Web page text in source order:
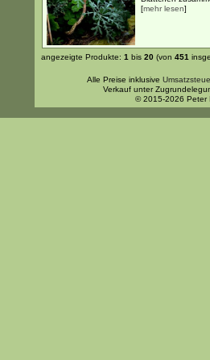
[mehr lesen]
angezeigte Produkte: 1 bis 20 (von 451
Alle Preise inklusive
Verkauf unter
© 2015-2026 Peter